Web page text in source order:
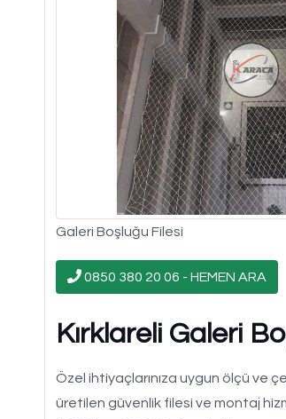
Galeri Boşluğu Filesi
0850 380 20 06 - HEMEN ARA
Kırklareli Galeri
Özel ihtiyaçlarınıza uygun ölçü ve
üretilen güvenlik filesi ve montaj